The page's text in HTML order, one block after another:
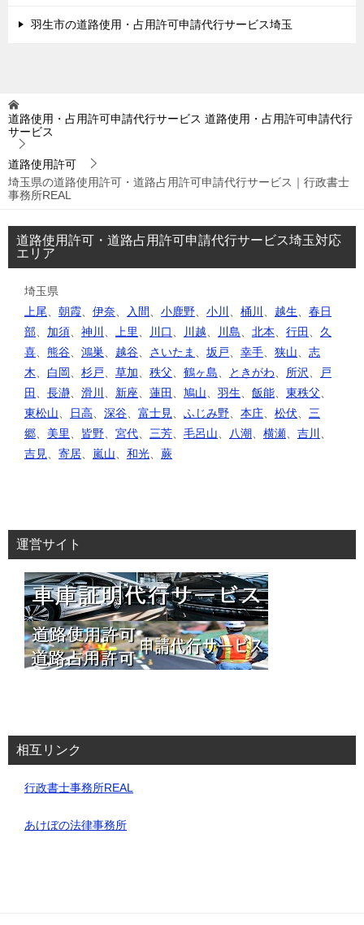
羽生市の道路使用・占用許可申請代行サービス埼玉
道路使用・占用許可申請代行サービス 道路使用・占用許可申請代行
サービス
道路使用許可
埼玉県の道路使用許可・道路占用許可申請代行サービス｜行政書士
事務所REAL
道路使用許可・道路占用許可申請代行サービス埼玉対応
エリア
埼玉県
上尾、 朝霞、 伊奈、 入間、 小鹿野、 小川 、 桶川 、 越生、 春日
部、 加須、 神川 、 上里、 川口、 川越、 川島、 北本、 行田 、 久
喜、 熊谷、 鴻巣、 越谷、 さいたま 、 坂戸、 幸手、 狭山、 志
木、 白岡、 杉戸、 草加、 秩父、 鶴ヶ島、 ときがわ、 所沢、
戸
田 、 長瀞、 滑川 、 新座、 蓮田 、 鳩山、 羽生、 飯能、 東秩父、
東松山、 日高、 深谷、 富士見、 ふじみ野、 本庄、 松伏、 三
郷、 美里、 皆野、 宮代、 三芳、 毛呂山、 八潮、 横瀬、 吉川 、
吉見、 寄居、 嵐山、 和光、 蕨
運営サイト
相互リンク
行政書士事務所REAL
あけぼの法律事務所